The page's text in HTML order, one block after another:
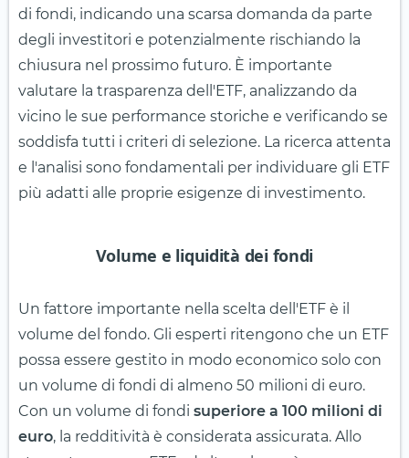
di fondi, indicando una scarsa domanda da parte
degli investitori e potenzialmente rischiando la
chiusura nel prossimo futuro. È importante
valutare la trasparenza dell'ETF, analizzando da
vicino le sue performance storiche e verificando se
soddisfa tutti i criteri di selezione. La ricerca attenta
e l'analisi sono fondamentali per individuare gli ETF
più adatti alle proprie esigenze di investimento.
Volume e liquidità dei fondi
Un fattore importante nella scelta dell'ETF è il
volume del fondo. Gli esperti ritengono che un ETF
possa essere gestito in modo economico solo con
un volume di fondi di almeno 50 milioni di euro.
Con un volume di fondi superiore a 100 milioni di
euro, la redditività è considerata assicurata. Allo